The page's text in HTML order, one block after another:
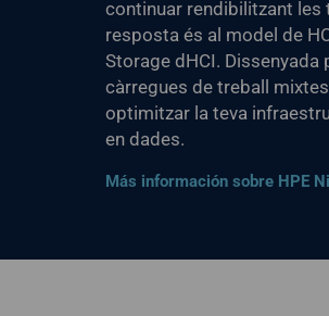
continuar rendibilitzant les
resposta és al model de
Storage dHCI.
càrregues de treball
optimitzar la teva
en dades.
Más información sobre HPE